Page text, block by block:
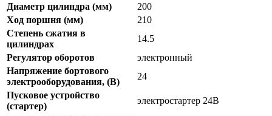
Диаметр цилиндра (мм)
200
Ход поршня (мм)
210
Степень сжатия в
цилиндрах
14.5
Регулятор оборотов
электронный
Напряжение бортового
электрооборудования, (В)
24
Пусковое устройство
(стартер)
электростартер 24В